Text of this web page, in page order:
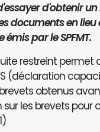
d'obtenir un
documents en lieu
par le SPFMT.
restreint permet
(déclaration
obtenus
les brevets pour